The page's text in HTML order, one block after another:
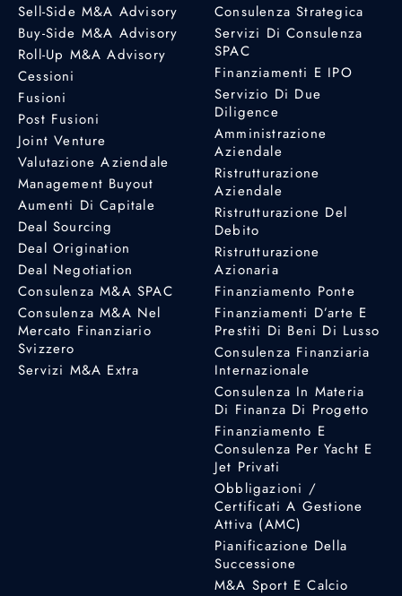
Sell-Side M&A Advisory
Buy-Side M&A Advisory
Roll-Up M&A Advisory
Cessioni
Fusioni
Post Fusioni
Joint Venture
Valutazione Aziendale
Management Buyout
Aumenti Di Capitale
Deal Sourcing
Deal Origination
Deal Negotiation
Consulenza M&A SPAC
Consulenza M&A Nel
Mercato Finanziario
Svizzero
Servizi M&A Extra
Consulenza Strategica
Servizi Di Consulenza
SPAC
Finanziamenti E IPO
Servizio Di Due
Diligence
Amministrazione
Aziendale
Ristrutturazione
Aziendale
Ristrutturazione Del
Debito
Ristrutturazione
Azionaria
Finanziamento Ponte
Finanziamenti D’arte E
Prestiti Di Beni Di Lusso
Consulenza Finanziaria
Internazionale
Consulenza In Materia
Di Finanza Di Progetto
Finanziamento E
Consulenza Per Yacht E
Jet Privati
Obbligazioni /
Certificati A Gestione
Attiva (AMC)
Pianificazione Della
Successione
M&A Sport E Calcio